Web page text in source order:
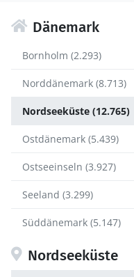
Dänemark
Bornholm (2.293)
Norddänemark (8.713)
Nordseeküste (12.765)
Ostdänemark (5.439)
Ostseeinseln (3.927)
Seeland (3.299)
Süddänemark (5.147)
Nordseeküste